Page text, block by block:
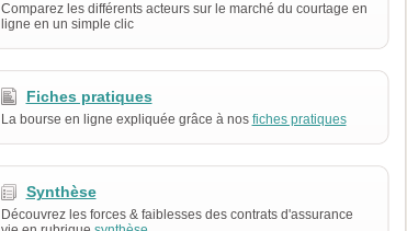
Comparez les différents acteurs sur le marché du courtage en
ligne en un simple clic
Fiches pratiques
La bourse en ligne expliquée grâce à nos fiches pratiques
Synthèse
Découvrez les forces & faiblesses des contrats d'assurance